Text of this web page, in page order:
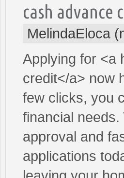
cash advance
MelindaEloca
Applying for <a
credit</a> now
few clicks, you
financial
approval and
applications